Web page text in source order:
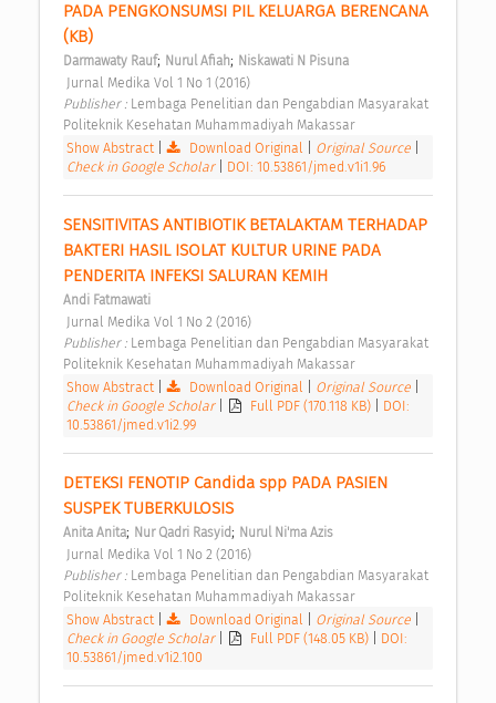
PADA PENGKONSUMSI PIL KELUARGA BERENCANA
(KB)
Darmawaty Rauf; Nurul Afiah; Niskawati N Pisuna
Jurnal Medika Vol 1 No 1 (2016)
Publisher : Lembaga Penelitian dan Pengabdian Masyarakat
Politeknik Kesehatan Muhammadiyah Makassar
Show Abstract| Download Original Original Source
Check in Google Scholar
DOI: 10.53861/jmed.v1i1.96
SENSITIVITAS ANTIBIOTIK BETALAKTAM TERHADAP
BAKTERI HASIL ISOLAT KULTUR URINE PADA
PENDERITA INFEKSI SALURAN KEMIH
Andi Fatmawati
Jurnal Medika Vol 1 No 2 (2016)
Publisher : Lembaga Penelitian dan Pengabdian Masyarakat
Politeknik Kesehatan Muhammadiyah Makassar
Show Abstract| Download Original Original Source
Check in Google Scholar
Full PDF (170.118 KB)
DOI:
10.53861/jmed.v1i2.99
DETEKSI FENOTIP Candida spp PADA PASIEN
SUSPEK TUBERKULOSIS
Anita Anita; Nur Qadri Rasyid; Nurul Ni'ma Azis
Jurnal Medika Vol 1 No 2 (2016)
Publisher : Lembaga Penelitian dan Pengabdian Masyarakat
Politeknik Kesehatan Muhammadiyah Makassar
Show Abstract| Download Original Original Source
Check in Google Scholar
Full PDF (148.05 KB)
DOI:
10.53861/jmed.v1i2.100